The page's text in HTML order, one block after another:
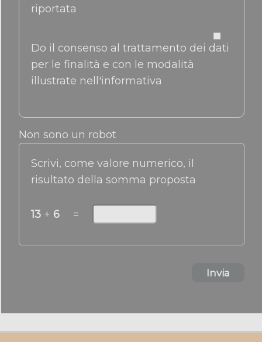
riportata
Do il consenso al trattamento dei dati
per le finalità e con le modalità
illustrate nell'informativa
Non sono un robot
Scrivi, come valore numerico, il
risultato della somma proposta
13 + 6 =
Invia